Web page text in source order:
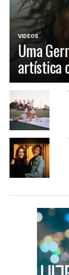
VIDEOS
Uma
artística